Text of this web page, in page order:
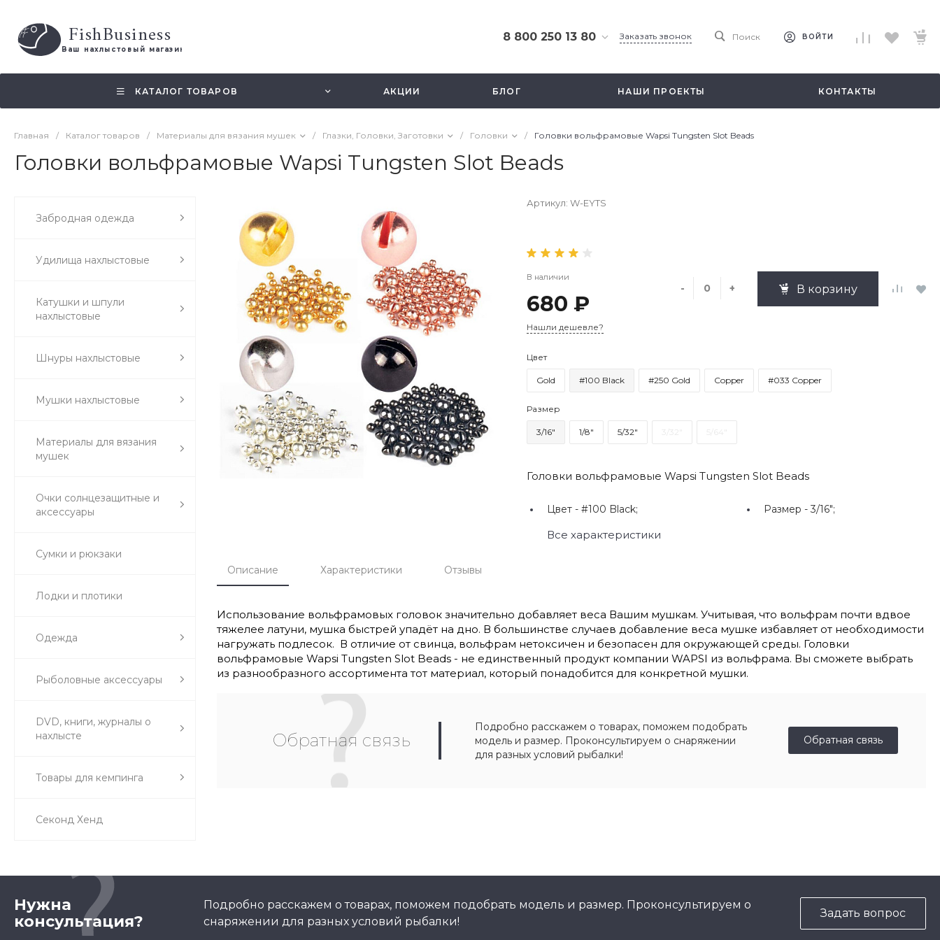
FishBusiness
Ваш нахлыстовый магазин
8 800 250 13 80
ул. Смольная 63б, этаж
2.5
info@fishbusinezz.ru
Заказать звонок Поиск ВОЙТИ
КАТАЛОГ ТОВАРОВ АКЦИИ БЛОГ НАШИ ПРОЕКТЫ КОНТАКТЫ
Главная / Каталог товаров / Материалы для вязания мушек / Глазки, Головки, Заготовки / Головки / Головки вольфрамовые Wapsi Tungsten Slot Beads
Головки вольфрамовые Wapsi Tungsten Slot Beads
Забродная одежда
Удилища нахлыстовые
Катушки и шпули
нахлыстовые
Шнуры нахлыстовые
Мушки нахлыстовые
Материалы для вязания
мушек
Очки солнцезащитные и
аксессуары
Сумки и рюкзаки
Лодки и плотики
Одежда
Рыболовные аксессуары
DVD, книги, журналы о
нахлысте
Товары для кемпинга
Секонд Хенд
Артикул: W-EYTS
В наличии
680 ₽
- + В корзину
Нашли дешевле?
Цвет
Gold #100 Black #250 Gold Copper #033 Copper
Размер
3/16" 1/8" 5/32"
Головки вольфрамовые Wapsi Tungsten Slot Beads
Цвет - #100 Black; Размер -3/16";
Все характеристики
Описание Характеристики Отзывы
Использование вольфрамовых головок значительно добавляет веса Вашим мушкам. Учитывая, что вольфрам почти вдвое
тяжелее латуни, мушка быстрей упадёт на дно. В большинстве случаев добавление веса мушке избавляет от необходимости
нагружать подлесок. В отличие от свинца, вольфрам нетоксичен и безопасен для окружающей среды. Головки
вольфрамовые Wapsi Tungsten Slot Beads - не единственный продукт компании WAPSI из вольфрама. Вы сможете выбрать
из разнообразного ассортимента тот материал, который понадобится для конкретной мушки.
Обратная связь
Подробно расскажем о товарах, поможем подобрать
модель и размер. Проконсультируем о снаряжении
для разных условий рыбалки!
Обратная связь
Нужна
консультация?
Подробно расскажем о товарах, поможем подобрать модель и размер. Проконсультируем о
снаряжении для разных условий рыбалки!
Задать вопрос